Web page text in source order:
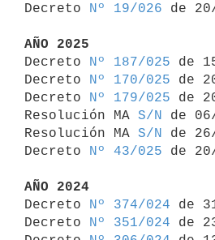
Decreto
Nº 19/026 de
AÑO 2025
Decreto
Nº 187/025 de
Decreto
Nº 170/025 de
Decreto
Nº 179/025 de
Resolución MA S/N
de
Resolución MA S/N
de
Decreto
Nº 43/025 de
AÑO 2024
Decreto
Nº 374/024 de
Decreto
Nº 351/024 de